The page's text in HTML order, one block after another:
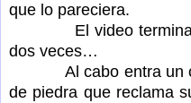
que lo pareciera.
El video termina
dos veces…
Al cabo entra un
de piedra que reclama